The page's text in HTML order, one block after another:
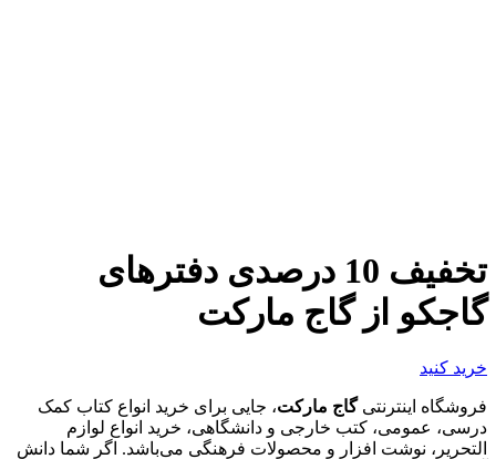
تخفیف 10 درصدی دفترهای
گاجکو از گاج مارکت
خرید کنید
فروشگاه اینترنتیگاج مارکت، جایی برای خرید انواع کتاب کمک
درسی، عمومی، کتب خارجی و دانشگاهی، خرید انواع لوازم
التحریر، نوشت افزار و محصولات فرهنگی می‌باشد. اگر شما دانش